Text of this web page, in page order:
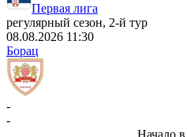
Первая лига
регулярный сезон, 2-й тур
08.08.2026 11:30
Борац
-
-
Начало